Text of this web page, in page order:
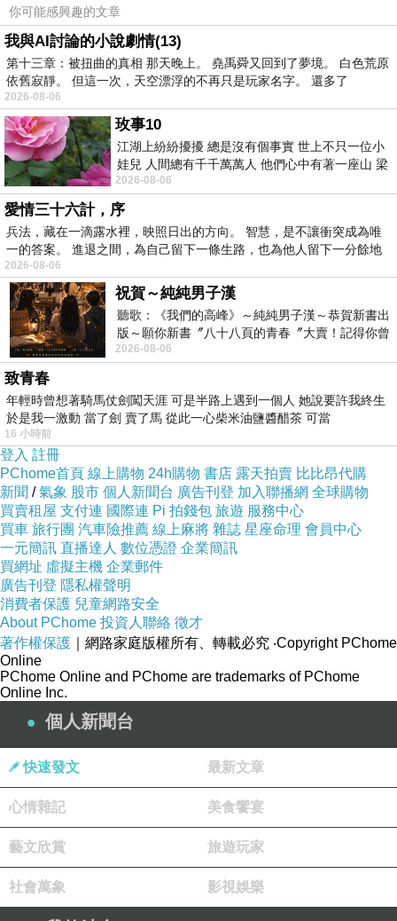
你可能感興趣的文章
我與AI討論的小說劇情(13)
第十三章：被扭曲的真相 那天晚上。 堯禹舜又回到了夢境。 白色荒原
依舊寂靜。 但這一次，天空漂浮的不再只是玩家名字。 還多了
2026-08-06
玫事10
江湖上紛紛擾擾 總是沒有個事實 世上不只一位小
娃兒 人間總有千千萬萬人 他們心中有著一座山 梁
山佛山泰華衡恆嵩 一山之高
2026-08-06
愛情三十六計，序
兵法，藏在一滴露水裡，映照日出的方向。 智慧，是不讓衝突成為唯
一的答案。 進退之間，為自己留下一條生路，也為他人留下一分餘地
2026-08-06
祝賀～純純男子漢
聽歌：《我們的高峰》～純純男子漢～恭賀新書出
版～願你新書〞八十八頁的青春〞大賣！記得你曾
經在我的版留言…「好讚的圖^^感覺大家
2026-08-06
致青春
年輕時曾想著騎馬仗劍闖天涯 可是半路上遇到一個人 她說要許我終生
於是我一激動 當了劍 賣了馬 從此一心柴米油鹽醬醋茶 可當
16 小時前
登入 註冊
PChome首頁 線上購物 24h購物 書店 露天拍賣 比比昂代購
新聞 /氣象 股市 個人新聞台 廣告刊登 加入聯播網 全球購物
買賣租屋 支付連 國際連 Pi 拍錢包 旅遊 服務中心
買車 旅行團 汽車險推薦 線上麻將 雜誌 星座命理 會員中心
一元簡訊 直播達人 數位憑證 企業簡訊
買網址 虛擬主機 企業郵件
廣告刊登 隱私權聲明
消費者保護 兒童網路安全
About PChome 投資人聯絡 徵才
著作權保護 ｜網路家庭版權所有、轉載必究 ‧Copyright PChome
Online
PChome Online and PChome are trademarks of PChome
Online Inc.
個人新聞台
快速發文 最新文章
心情雜記 美食饗宴
藝文欣賞 旅遊玩家
社會萬象 影視娛樂